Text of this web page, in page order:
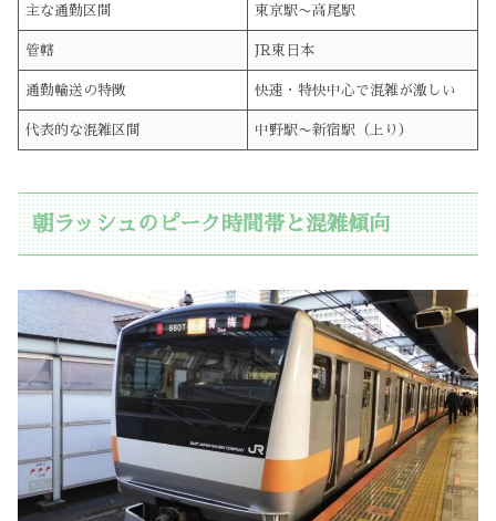
主な通勤区間 東京駅〜高尾駅
管轄 JR東日本
通勤輸送の特徴 快速・特快中心で混雑が激しい
代表的な混雑区間 中野駅〜新宿駅（上り）
朝ラッシュのピーク時間帯と混雑傾向